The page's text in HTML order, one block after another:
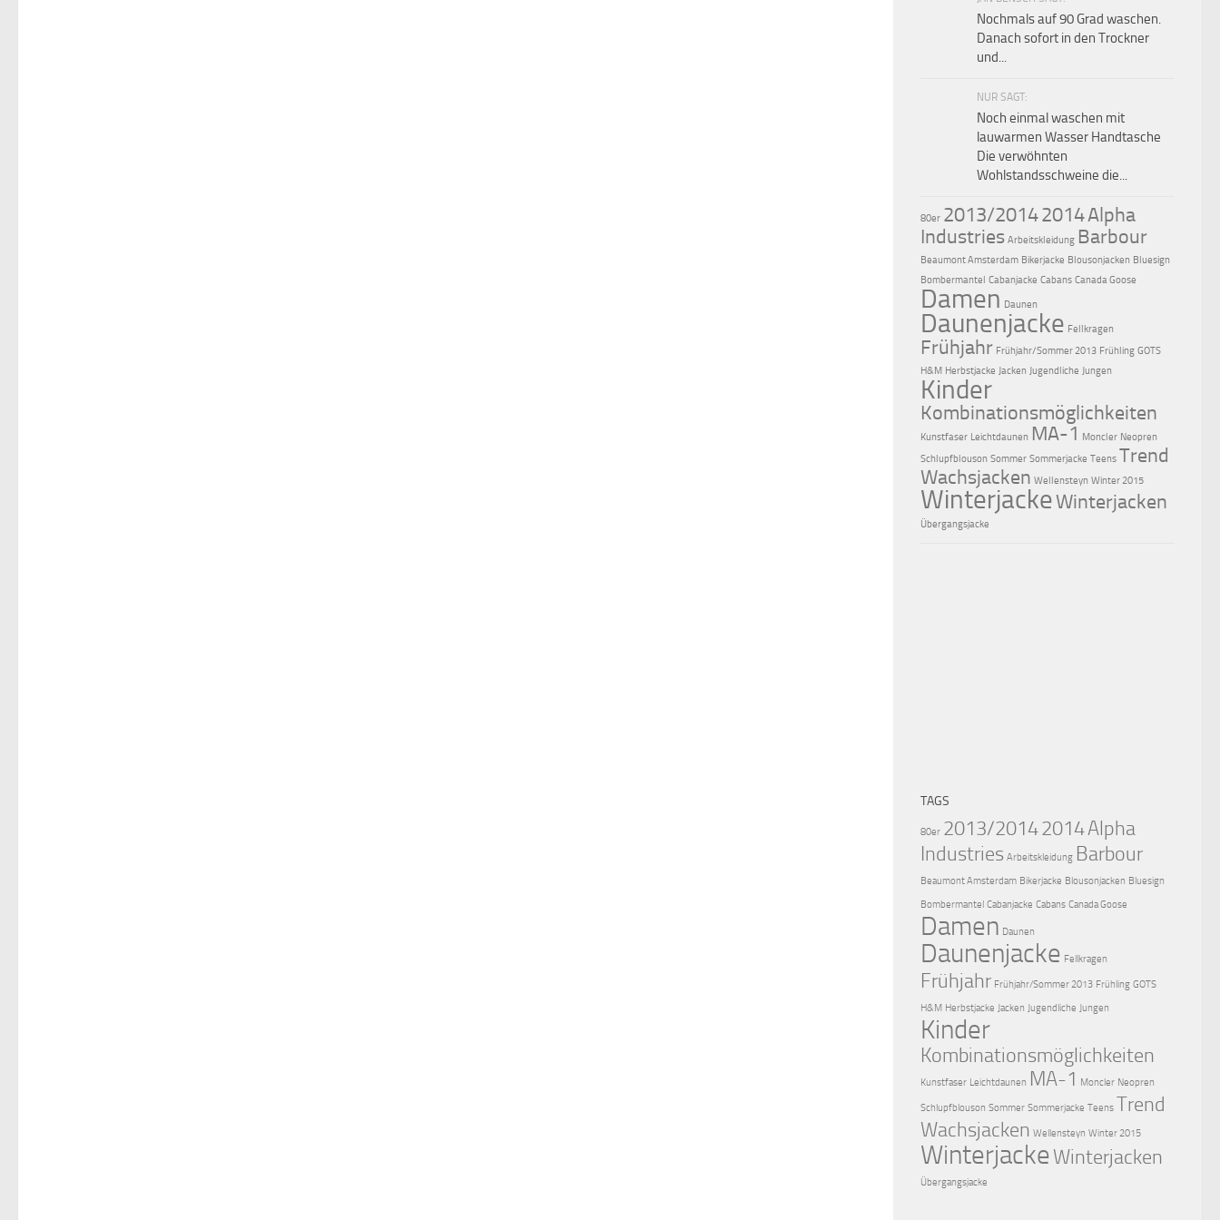
Nochmals auf 90 Grad waschen.
Danach sofort in den Trockner
und...
NUR SAGT:
Noch einmal waschen mit
lauwarmen Wasser Handtasche
Die verwöhnten
Wohlstandsschweine die...
80er 2013/20142014Alpha
Industries Arbeitskleidung Barbour
Beaumont Amsterdam Bikerjacke Blousonjacken Bluesign
Bombermantel Cabanjacke Cabans Canada Goose
Damen Daunen
Daunenjacke Fellkragen
Frühjahr Frühjahr/Sommer 2013 Frühling GOTS
H&M Herbstjacke Jacken Jugendliche Jungen
Kinder
Kombinationsmöglichkeiten
Kunstfaser Leichtdaunen MA-1 Moncler Neopren
Schlupfblouson Sommer Sommerjacke Teens Trend
Wachsjacken Wellensteyn Winter 2015
WinterjackeWinterjacken
Übergangsjacke
TAGS
80er 2013/20142014Alpha
Industries Arbeitskleidung Barbour
Beaumont Amsterdam Bikerjacke Blousonjacken Bluesign
Bombermantel Cabanjacke Cabans Canada Goose
Damen Daunen
Daunenjacke Fellkragen
Frühjahr Frühjahr/Sommer 2013 Frühling GOTS
H&M Herbstjacke Jacken Jugendliche Jungen
Kinder
Kombinationsmöglichkeiten
Kunstfaser Leichtdaunen MA-1 Moncler Neopren
Schlupfblouson Sommer Sommerjacke Teens Trend
Wachsjacken Wellensteyn Winter 2015
WinterjackeWinterjacken
Übergangsjacke